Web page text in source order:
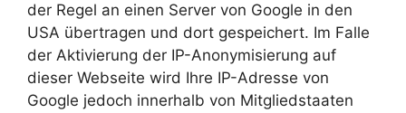
der Regel an einen Server von Google in den
USA übertragen und dort gespeichert. Im Falle
der Aktivierung der IP-Anonymisierung auf
dieser Webseite wird Ihre IP-Adresse von
Google jedoch innerhalb von Mitgliedstaaten